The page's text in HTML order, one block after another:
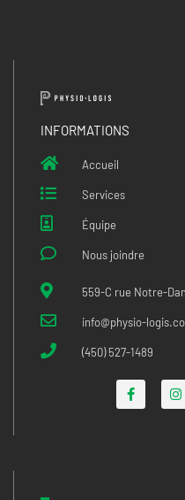
INFORMATIONS
Accueil
Services
Équipe
Nous joindre
559-C rue Notre-
info@physio-
(450) 527-1489